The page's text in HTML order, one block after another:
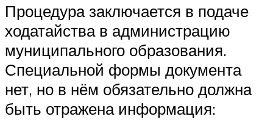
Процедура заключается в подаче
ходатайства в администрацию
муниципального образования.
Специальной формы документа
нет, но в нём обязательно должна
быть отражена информация: